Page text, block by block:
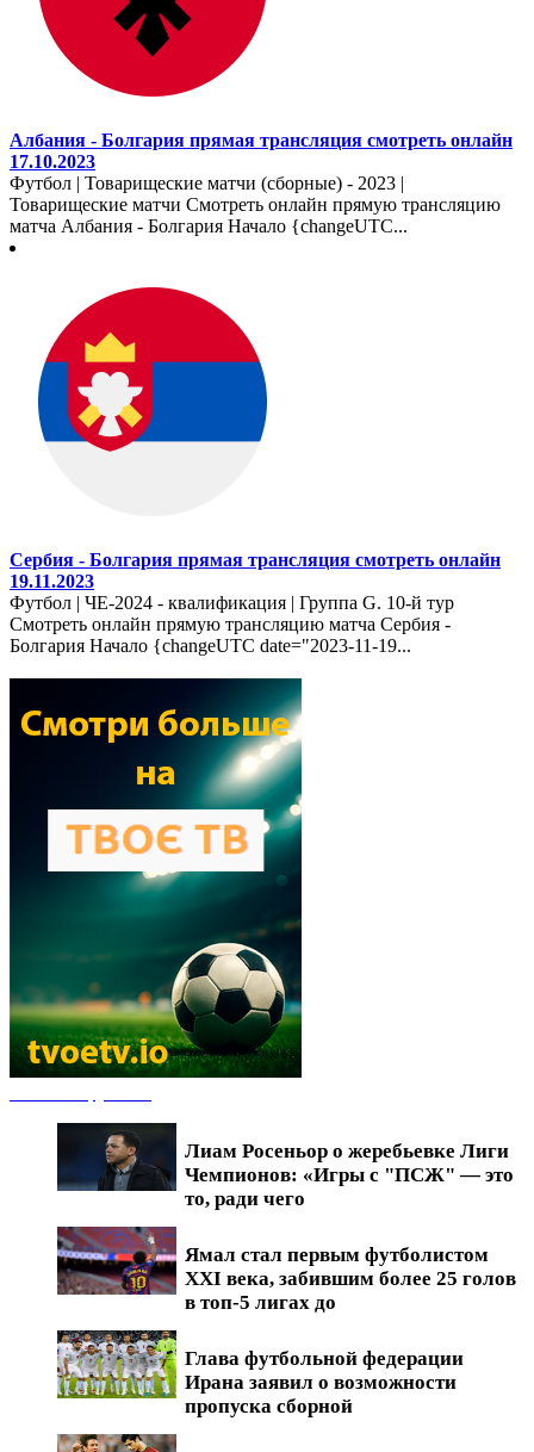
Албания - Болгария прямая трансляция смотреть онлайн
17.10.2023
Футбол | Товарищеские матчи (сборные) - 2023 |
Товарищеские матчи Смотреть онлайн прямую трансляцию
матча Албания - Болгария Начало {changeUTC...
Сербия - Болгария прямая трансляция смотреть онлайн
19.11.2023
Футбол | ЧЕ-2024 - квалификация | Группа G. 10-й тур
Смотреть онлайн прямую трансляцию матча Сербия -
Болгария Начало {changeUTC date="2023-11-19...
Лиам Росеньор о жеребьевке Лиги
Чемпионов: «Игры с "ПСЖ" — это
то, ради чего
Ямал стал первым футболистом
XXI века, забившим более 25 голов
в топ-5 лигах до
Глава футбольной федерации
Ирана заявил о возможности
пропуска сборной